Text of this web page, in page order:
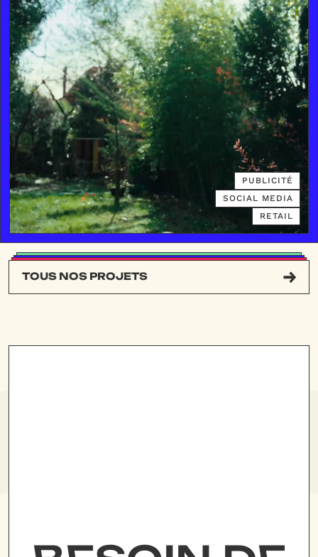
PUBLICITÉ
SOCIAL MEDIA
RETAIL
TOUS NOS PROJETS